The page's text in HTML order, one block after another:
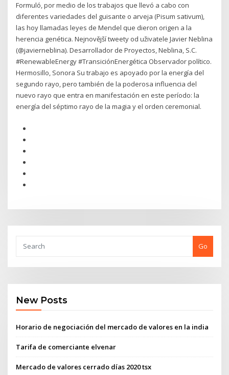
Formuló, por medio de los trabajos que llevó a cabo con
diferentes variedades del guisante o arveja (Pisum sativum),
las hoy llamadas leyes de Mendel que dieron origen a la
herencia genética. Nejnovější tweety od uživatele Javier Neblina
(@javierneblina). Desarrollador de Proyectos, Neblina, S.C.
#RenewableEnergy #TransiciónEnergética Observador político.
Hermosillo, Sonora Su trabajo es apoyado por la energía del
segundo rayo, pero también de la poderosa influencia del
nuevo rayo que entra en manifestación en este período: la
energía del séptimo rayo de la magia y el orden ceremonial.
Go
New Posts
Horario de negociación del mercado de valores en la india
Tarifa de comerciante elvenar
Mercado de valores cerrado días 2020 tsx